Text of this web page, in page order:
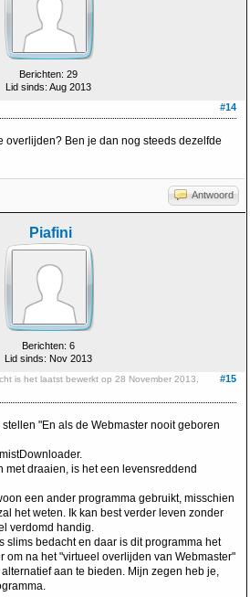
Berichten: 29
Lid sinds: Aug 2013
#14
overlijden? Ben je dan nog steeds dezelfde
Antwoord
Piafini
Berichten: 6
Lid sinds: Nov 2013
#15
is het laatst bewerkt op 28 November 2013,
"En als de Webmaster nooit geboren
met draaien, is het een levensreddend
een ander programma gebruikt, misschien
het weten. Ik kan best verder leven zonder
verdomd handig.
slims bedacht en daar is dit programma het
om na het "virtueel overlijden van Webmaster"
aan te bieden. Mijn zegen heb je,